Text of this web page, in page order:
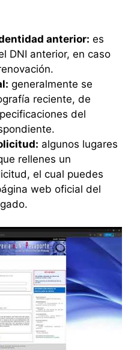
anterior: es
DNI anterior, en caso
generalmente se
reciente, de
del
algunos lugares
rellenes un
el cual puedes
web oficial del